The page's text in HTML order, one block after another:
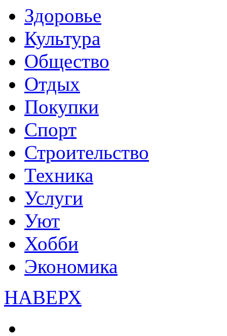
Здоровье
Культура
Общество
Отдых
Покупки
Спорт
Строительство
Техника
Услуги
Уют
Хобби
Экономика
НАВЕРХ